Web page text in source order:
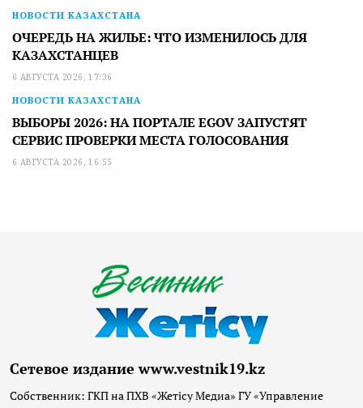
НОВОСТИ КАЗАХСТАНА
ОЧЕРЕДЬ НА ЖИЛЬЕ: ЧТО ИЗМЕНИЛОСЬ ДЛЯ
КАЗАХСТАНЦЕВ
6 АВГУСТА 2026, 17:36
НОВОСТИ КАЗАХСТАНА
ВЫБОРЫ 2026: НА ПОРТАЛЕ EGOV ЗАПУСТЯТ
СЕРВИС ПРОВЕРКИ МЕСТА ГОЛОСОВАНИЯ
6 АВГУСТА 2026, 16:55
Сетевое издание www.vestnik19.kz
Собственник: ГКП на ПХВ «Жетісу Медиа» ГУ «Управление